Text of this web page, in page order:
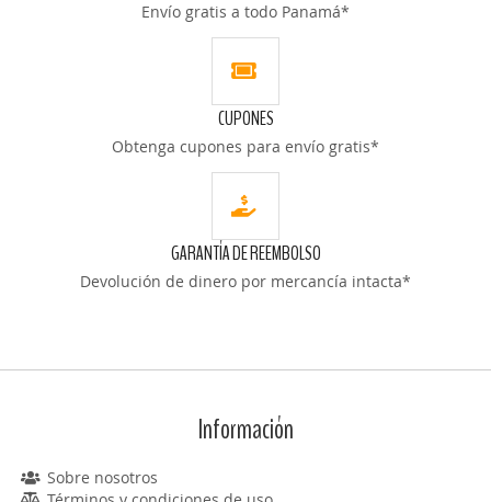
Envío gratis a todo Panamá*
CUPONES
Obtenga cupones para envío gratis*
GARANTÍA DE REEMBOLSO
Devolución de dinero por mercancía intacta*
Información
Sobre nosotros